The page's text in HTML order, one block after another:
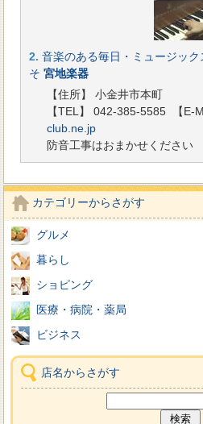
2. 音楽のある毎日・ミュージッ
そ 宮地楽器
【住所】 小金井市本町
【TEL】 042-385-5585
【E-
club.ne.jp
防音工事はおまかせください
カテゴリーからさがす
グルメ
暮らし
ショピング
医療・病院・薬局
ビジネス
店名からさがす